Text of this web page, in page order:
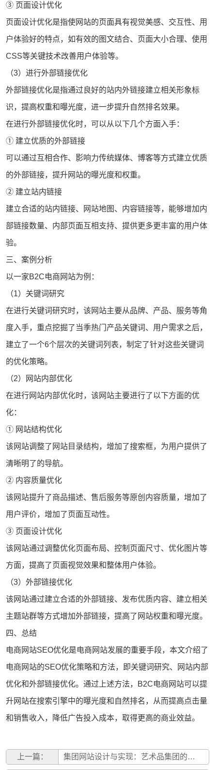
③ 页面设计优化
页面设计优化是指使网站的页面具有视觉美感、交互性、用
户体验好的特点，如有效的图文结合、页面大小合理、使用
CSS等关键技术改善用户体验等。
（3）进行外部链接优化
外部链接优化是指通过良好的站内外链接建立相关形象标
识，提高权重和曝光度，进一步提升自然排名效果。
在进行外部链接优化时，可以从以下几个方面入手：
① 建立优质的外部链接
可以通过互相合作、影响力传统媒体、博客等方式建立优质
的外部链接，提升网站的曝光度和权重。
② 建立站内链接
建立合适的站内链接、网站地图、内容链接等，能够增加内
部链接数量、内部页面互相支持、提供更多更丰富的用户体
验。
三、案例分析
以一家B2C电商网站为例：
（1）关键词研究
在进行关键词研究时，该网站主要从品牌、产品、服务等角
度入手，重点挖掘了当季热门产品关键词、用户需求之后，
建立了一个6个层次的关键词列表，制定了针对这些关键词
的优化策略。
（2）网站内部优化
在进行网站内部优化时，该网站主要进行了以下方面的优
化：
① 网站结构优化
该网站调整了网站目录结构，增加了搜索框，为用户提供了
清晰明了的导航。
② 内容质量优化
该网站提升了商品描述、售后服务等原创内容质量，增加了
用户评价，增加了页面互动性。
③ 页面设计优化
该网站通过调整优化页面布局、控制页面尺寸、优化图片等
方面，提高了页面视觉效果和整体用户体验。
（3）外部链接优化
该网站通过建立合适的外部链接、发布优质内容、建立相关
主题站群等方式增加外部链接，提高了网站权重和曝光度。
四、总结
电商网站SEO优化是电商网站发展的重要手段，本文介绍了
电商网站的SEO优化策略和方法，即关键词研究、网站内部
优化和外部链接优化。通过上述方法，B2C电商网站可以提
升网站在搜索引擎中的曝光度和自然排名，从而提高点击量
和销售收入，降低广告投入成本，取得更高的商业效益。
上一篇： 集团网站设计与实现：艺术品集团的需求分析